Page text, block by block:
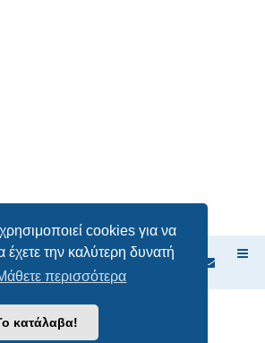
cookies για να
έχετε την καλύτερη δυνατή
περισσότερα
κατάλαβα!
απόphpBB® Forum Software © phpBB Limited
μετάφραση από τοphpbbgr.com